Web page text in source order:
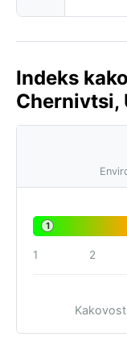
Indeks
1
1 2